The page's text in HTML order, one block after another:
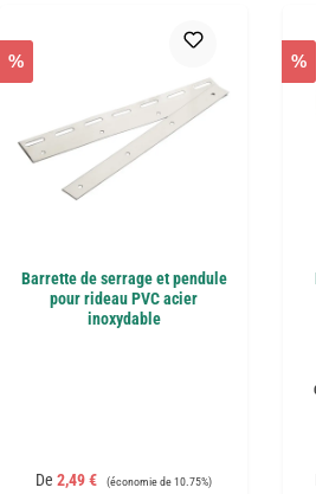
%
Barrette de serrage et pendule
pour rideau PVC acier
inoxydable
Prix de vente :
De 2,49 € Prix régulier :
(économie de 10.75%)
%